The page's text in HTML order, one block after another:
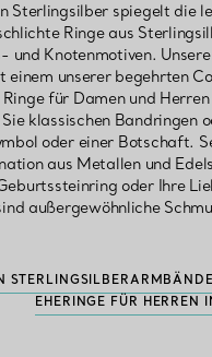
Sterlingsilber spiegelt
Ringe aus
und Knotenmotiven.
einem unserer begehrten
für Damen und
klassischen
oder einer Botschaft.
aus Metallen und
oder Ihre
außergewöhnliche
STERLINGSILBER
EHERINGE FÜR HERREN